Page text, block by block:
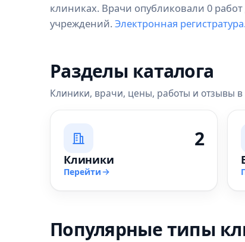
клиниках. Врачи опубликовали 0
учреждений. Электронная
Разделы каталога
Клиники, врачи, цены, работы и отзывы в
2
Клиники
Перейти
Популярные типы